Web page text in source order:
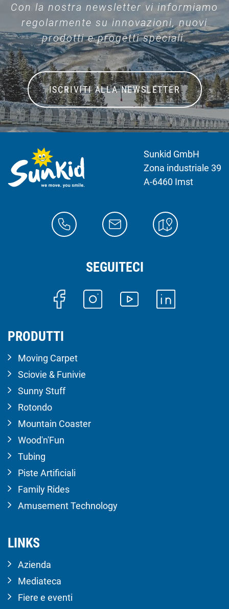
Con la nostra newsletter vi informiamo
regolarmente su innovazioni, nuovi
prodotti e progetti speciali.
ISCRIVITI ALLA NEWSLETTER
Sunkid GmbH
Zona industriale 39
A-6460 Imst
SEGUITECI
PRODUTTI
Moving Carpet
Sciovie & Funivie
Sunny Stuff
Rotondo
Mountain Coaster
Wood'n'Fun
Tubing
Piste Artificiali
Family Rides
Amusement Technology
LINKS
Azienda
Mediateca
Fiere e eventi